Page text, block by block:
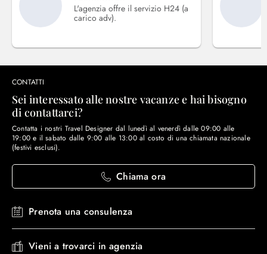
L'agenzia offre il servizio H24 (a
carico adv).
CONTATTI
Sei interessato alle nostre vacanze e hai bisogno
di contattarci?
Contatta i nostri Travel Designer dal lunedì al venerdì dalle 09:00 alle
19:00 e il sabato dalle 9:00 alle 13:00 al costo di una chiamata nazionale
(festivi esclusi).
Chiama ora
Prenota una consulenza
Vieni a trovarci in agenzia